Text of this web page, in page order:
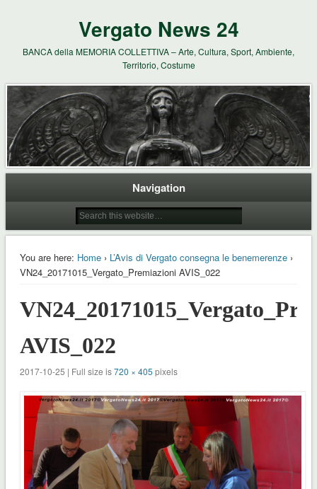
Vergato News 24
BANCA della MEMORIA COLLETTIVA – Arte, Cultura, Sport, Ambiente,
Territorio, Costume
Navigation
You are here: Home› L’Avis di Vergato consegna le benemerenze›
VN24_20171015_Vergato_Premiazioni AVIS_022
AVIS_022
2017-10-25 | Full size is720 × 405 pixels